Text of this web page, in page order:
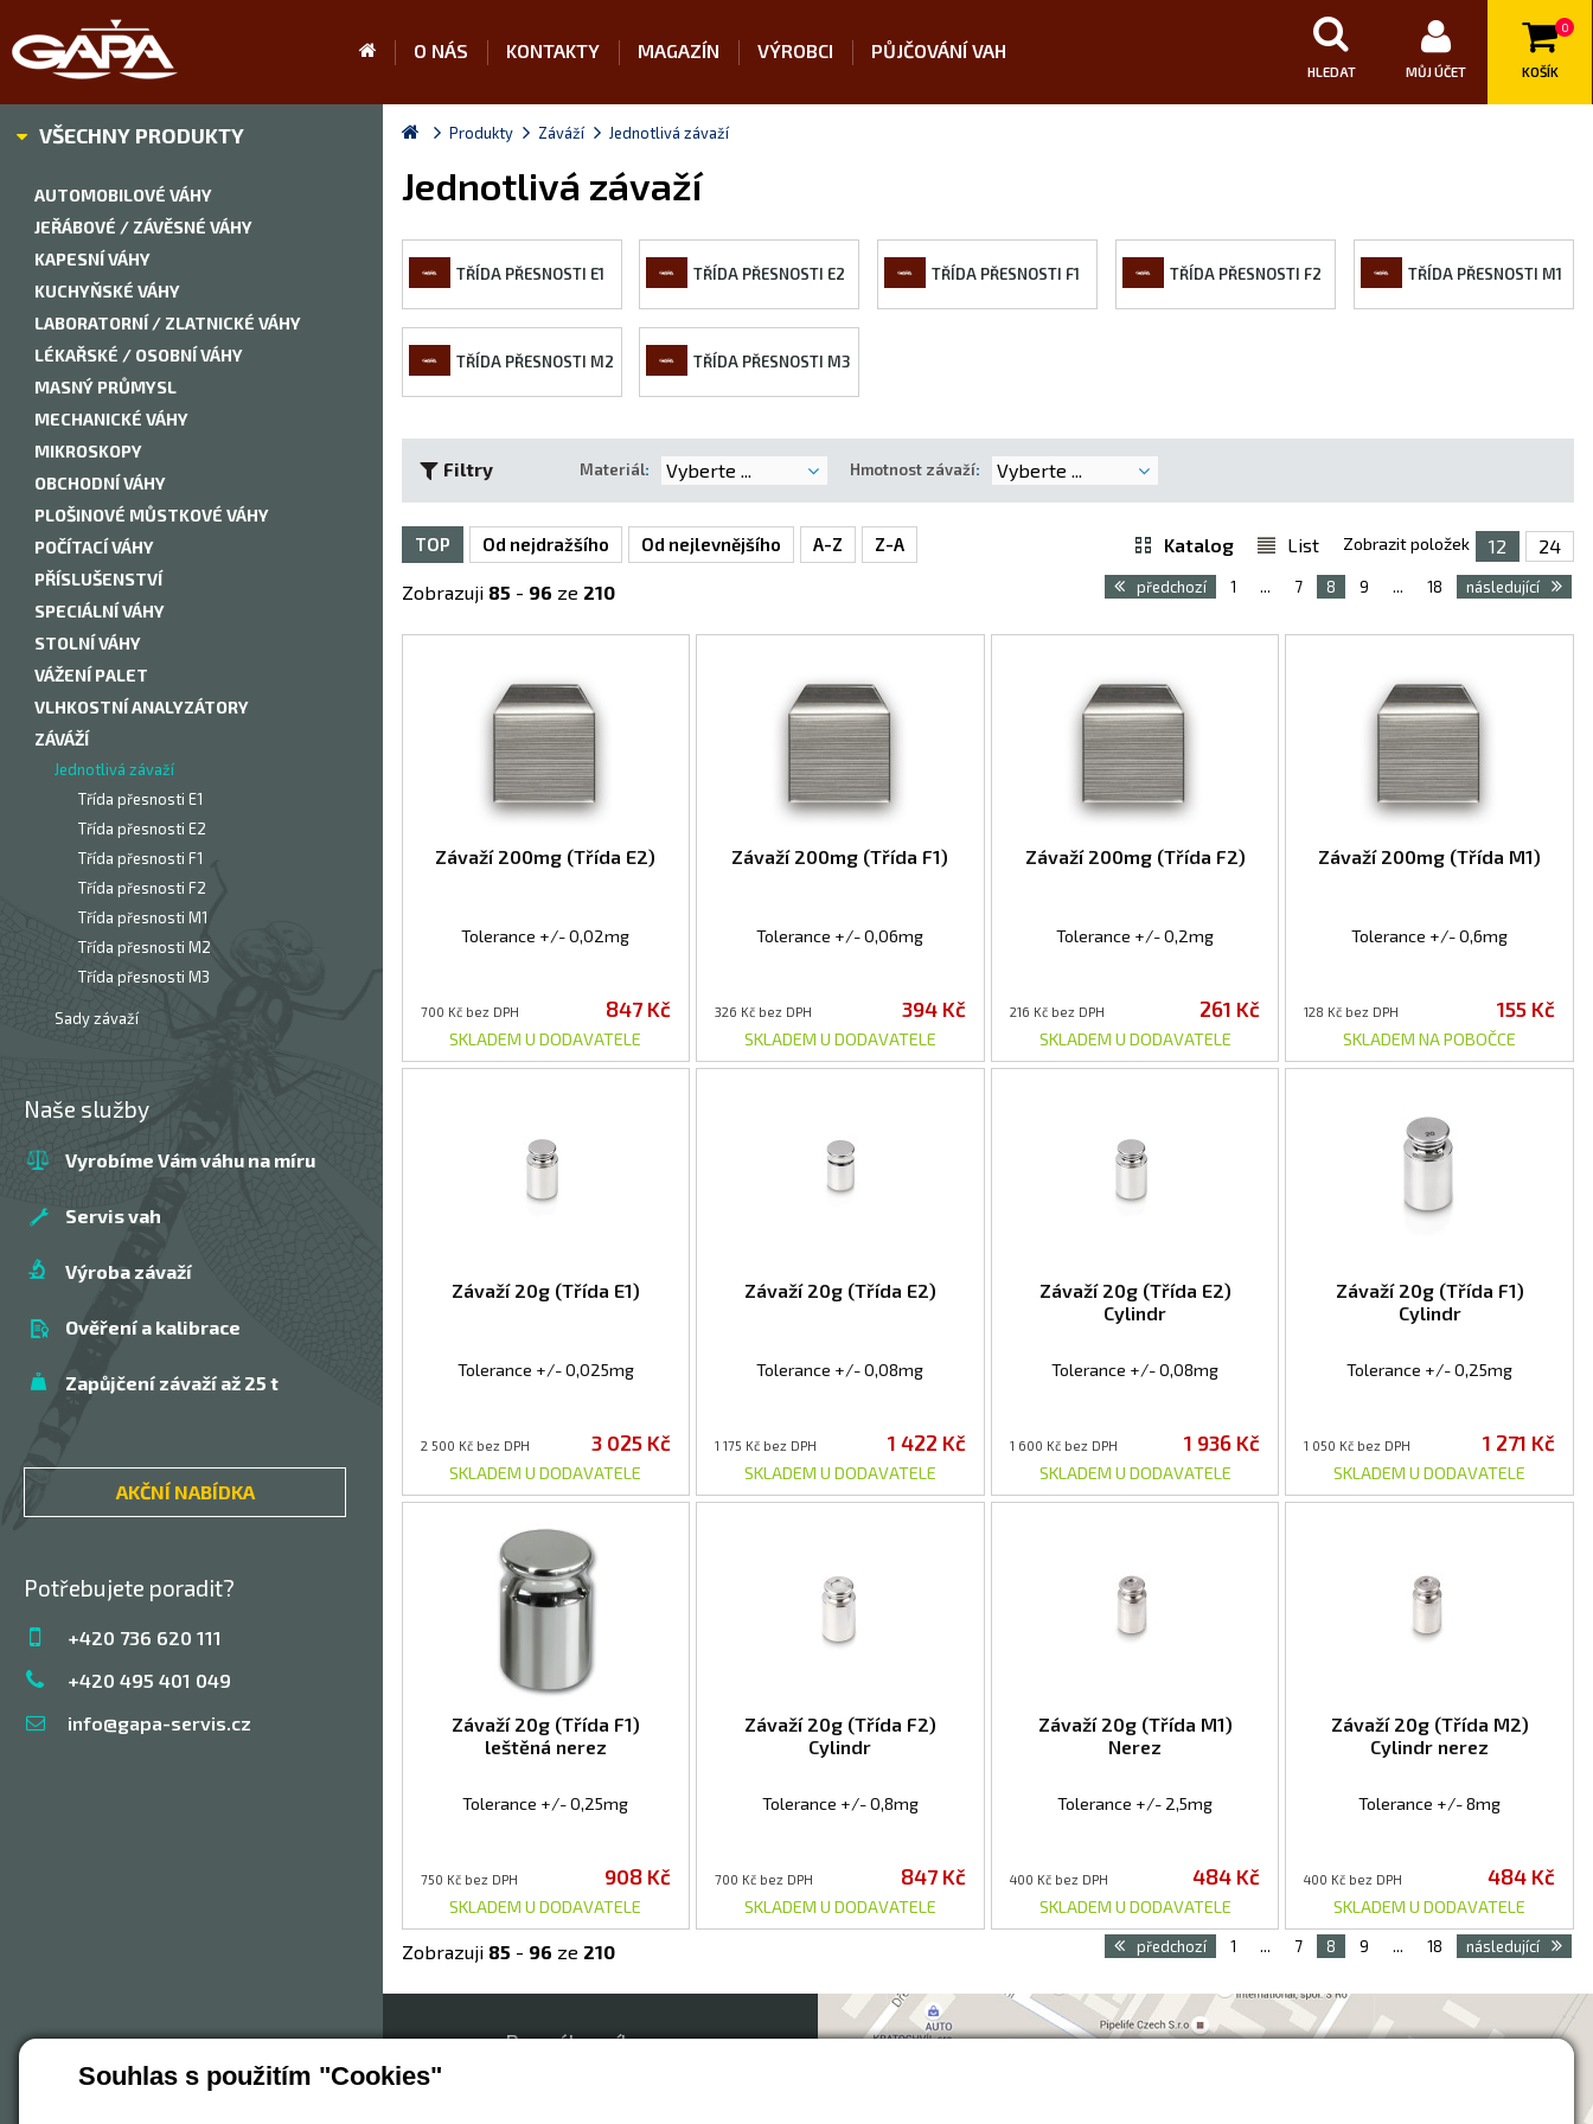
Souhlas s použitím "Cookies"
O NÁS KONTAKTY MAGAZÍN VÝROBCI PŮJČOVÁNÍ VAH
HLEDAT MŮJ ÚČET
0
KOŠÍK
VŠECHNY PRODUKTY
AUTOMOBILOVÉ VÁHY
JEŘÁBOVÉ / ZÁVĚSNÉ VÁHY
KAPESNÍ VÁHY
KUCHYŇSKÉ VÁHY
LABORATORNÍ / ZLATNICKÉ VÁHY
LÉKAŘSKÉ / OSOBNÍ VÁHY
MASNÝ PRŮMYSL
MECHANICKÉ VÁHY
MIKROSKOPY
OBCHODNÍ VÁHY
PLOŠINOVÉ MŮSTKOVÉ VÁHY
POČÍTACÍ VÁHY
PŘÍSLUŠENSTVÍ
SPECIÁLNÍ VÁHY
STOLNÍ VÁHY
VÁŽENÍ PALET
VLHKOSTNÍ ANALYZÁTORY
ZÁVÁŽÍ
Jednotlivá závaží
Třída přesnosti E1
Třída přesnosti E2
Třída přesnosti F1
Třída přesnosti F2
Třída přesnosti M1
Třída přesnosti M2
Třída přesnosti M3
Sady závaží
Naše služby
Vyrobíme Vám váhu na míru
Servis vah
Výroba závaží
Ověření a kalibrace
Zapůjčení závaží až 25 t
AKČNÍ NABÍDKA
Potřebujete poradit?
+420 736 620 111
+420 495 401 049
info@gapa-servis.cz
Produkty Záváží Jednotlivá závaží
Jednotlivá závaží
TŘÍDA PŘESNOSTI E1 TŘÍDA PŘESNOSTI E2 TŘÍDA PŘESNOSTI F1 TŘÍDA PŘESNOSTI F2 TŘÍDA PŘESNOSTI M1
TŘÍDA PŘESNOSTI M2 TŘÍDA PŘESNOSTI M3
Filtry Materiál: Vyberte ... Hmotnost závaží: Vyberte ...
TOP Od nejdražšího Od nejlevnějšího A-Z Z-A Katalog List Zobrazit položek 12 24
Zobrazuji 85 - 96 ze 210 předchozí 1 ... 7 8 9 ... 18 následující
Závaží 200mg (Třída E2)
Tolerance +/- 0,02mg
700 Kč bez DPH 847 Kč
SKLADEM U DODAVATELE
Závaží 200mg (Třída F1)
Tolerance +/- 0,06mg
326 Kč bez DPH 394 Kč
SKLADEM U DODAVATELE
Závaží 200mg (Třída F2)
Tolerance +/- 0,2mg
216 Kč bez DPH 261 Kč
SKLADEM U DODAVATELE
Závaží 200mg (Třída M1)
Tolerance +/- 0,6mg
128 Kč bez DPH 155 Kč
SKLADEM NA POBOČCE
Závaží 20g (Třída E1)
Tolerance +/- 0,025mg
2 500 Kč bez DPH 3 025 Kč
SKLADEM U DODAVATELE
Závaží 20g (Třída E2)
Tolerance +/- 0,08mg
1 175 Kč bez DPH 1 422 Kč
SKLADEM U DODAVATELE
Závaží 20g (Třída E2)
Cylindr
Tolerance +/- 0,08mg
1 600 Kč bez DPH 1 936 Kč
SKLADEM U DODAVATELE
Závaží 20g (Třída F1)
Cylindr
Tolerance +/- 0,25mg
1 050 Kč bez DPH 1 271 Kč
SKLADEM U DODAVATELE
Závaží 20g (Třída F1)
leštěná nerez
Tolerance +/- 0,25mg
750 Kč bez DPH 908 Kč
SKLADEM U DODAVATELE
Závaží 20g (Třída F2)
Cylindr
Tolerance +/- 0,8mg
700 Kč bez DPH 847 Kč
SKLADEM U DODAVATELE
Závaží 20g (Třída M1)
Nerez
Tolerance +/- 2,5mg
400 Kč bez DPH 484 Kč
SKLADEM U DODAVATELE
Závaží 20g (Třída M2)
Cylindr nerez
Tolerance +/- 8mg
400 Kč bez DPH 484 Kč
SKLADEM U DODAVATELE
Zobrazuji 85 - 96 ze 210 předchozí 1 ... 7 8 9 ... 18 následující
Pro zákazníky